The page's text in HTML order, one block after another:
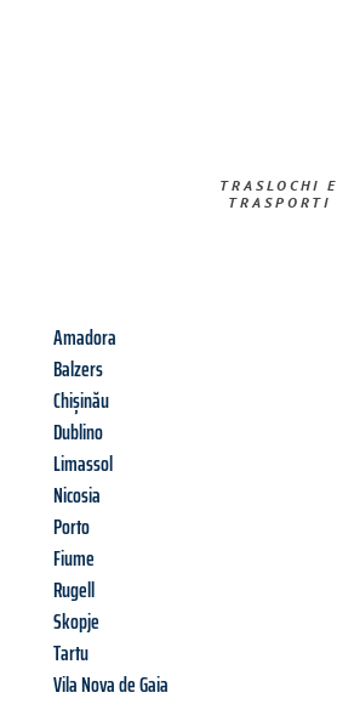
TRASLOCHI E
TRASPORTI​
Amadora
Balzers
Chișinău
Dublino
Limassol
Nicosia
Porto
Fiume
Rugell
Skopje
Tartu
Vila Nova de Gaia